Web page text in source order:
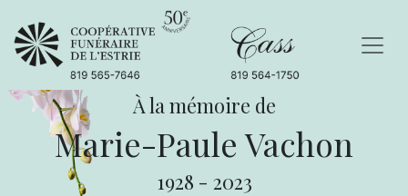
À la mémoire de
Marie-Paule Vachon
1928 - 2023